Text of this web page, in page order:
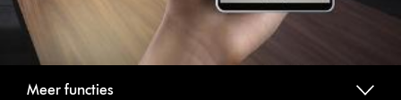
Meer functies